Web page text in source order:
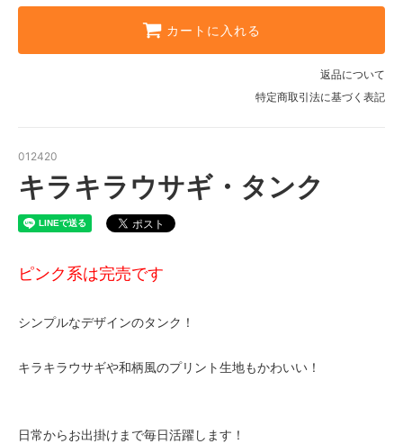
カートに入れる
返品について
特定商取引法に基づく表記
012420
キラキラウサギ・タンク
ピンク系は完売です
シンプルなデザインのタンク！
キラキラウサギや和柄風のプリント生地もかわいい！
日常からお出掛けまで毎日活躍します！